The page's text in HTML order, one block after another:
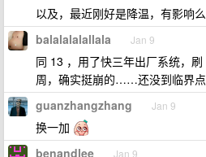
以及，最近刚好是降温，有影响么
balalalalallala Jan 9
同 13 ，用了快三年出厂系统，
周，确实挺崩的……还没到临界
guanzhangzhang Jan 9
换一加
benandlee Jan 9